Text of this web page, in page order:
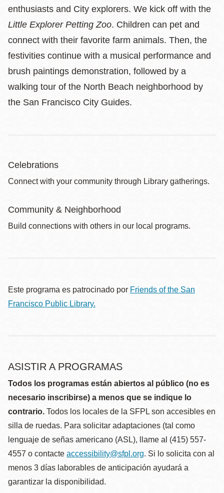
enthusiasts and City explorers. We kick off with the
Little Explorer Petting Zoo. Children can pet and
connect with their favorite farm animals. Then, the
festivities continue with a musical performance and
brush paintings demonstration, followed by a
walking tour of the North Beach neighborhood by
the San Francisco City Guides.
Celebrations
Connect with your community through Library gatherings.
Community & Neighborhood
Build connections with others in our local programs.
Este programa es patrocinado por Friends of the San
Francisco Public Library.
ASISTIR A PROGRAMAS
Todos los programas están abiertos al público (no es
necesario inscribirse) a menos que se indique lo
contrario. Todos los locales de la SFPL son accesibles en
silla de ruedas. Para solicitar adaptaciones (tal como
lenguaje de señas americano (ASL), llame al (415) 557-
4557 o contacte accessibility@sfpl.org. Si lo solicita con al
menos 3 días laborables de anticipación ayudará a
garantizar la disponibilidad.